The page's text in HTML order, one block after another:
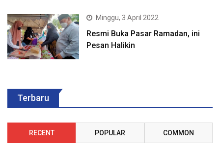
Minggu, 3 April 2022
Resmi Buka Pasar Ramadan, ini
Pesan Halikin
Terbaru
RECENT POPULAR COMMON